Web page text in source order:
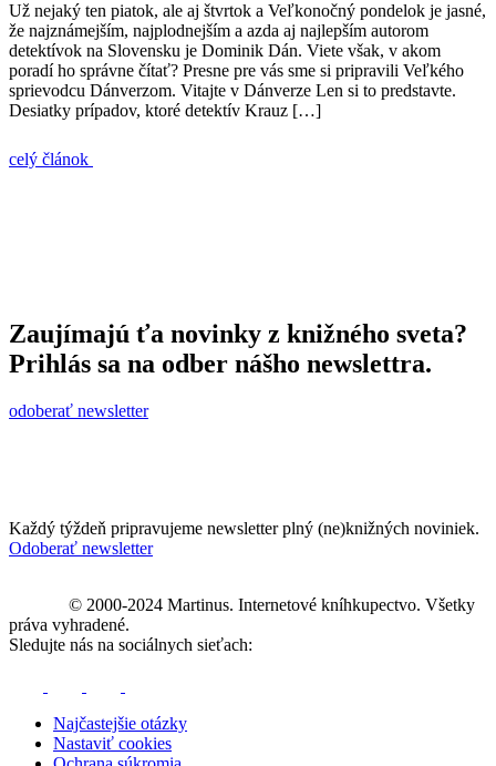
Už nejaký ten piatok, ale aj štvrtok a Veľkonočný pondelok je jasné,
že najznámejším, najplodnejším a azda aj najlepším autorom
detektívok na Slovensku je Dominik Dán. Viete však, v akom
poradí ho správne čítať? Presne pre vás sme si pripravili Veľkého
sprievodcu Dánverzom. Vitajte v Dánverze Len si to predstavte.
Desiatky prípadov, ktoré detektív Krauz […]
celý článok
Zaujímajú ťa novinky z knižného sveta?
Prihlás sa na odber nášho newslettra.
odoberať newsletter
Každý týždeň pripravujeme newsletter plný (ne)knižných noviniek.
Odoberať newsletter
© 2000-2024 Martinus. Internetové kníhkupectvo. Všetky
práva vyhradené.
Sledujte nás na sociálnych sieťach:
Najčastejšie otázky
Nastaviť cookies